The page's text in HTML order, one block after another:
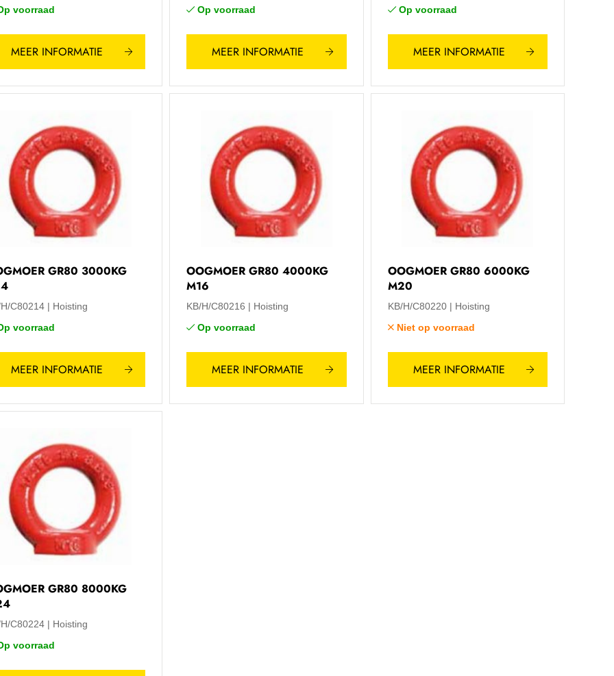
voorraad
MEER INFORMATIE
Op voorraad
MEER INFORMATIE
Op voorraad
MEER INFORMATIE
GR80 3000KG
C80214
Hoisting
voorraad
MEER INFORMATIE
OOGMOER GR80 4000KG
M16
KB/H/C80216
Hoisting
Op voorraad
MEER INFORMATIE
OOGMOER GR80 6000KG
M20
KB/H/C80220
Hoisting
Niet op voorraad
MEER INFORMATIE
GR80 8000KG
C80224
Hoisting
voorraad